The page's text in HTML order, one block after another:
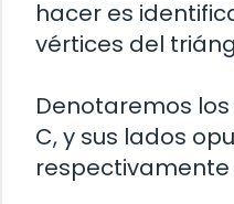
hacer es
vértices del
Denotaremos los
C, y sus lados
respectivamente